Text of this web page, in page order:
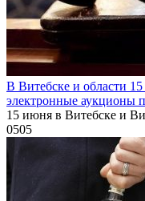
В Витебске и области
электронные аукционы
15 июня в Витебске и
0505